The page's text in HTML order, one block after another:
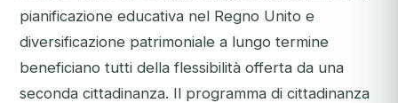
pianificazione educativa nel Regno Unito e
diversificazione patrimoniale a lungo termine
beneficiano tutti della flessibilità offerta da una
seconda cittadinanza. Il programma di cittadinanza